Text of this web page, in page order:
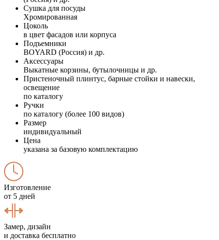
Сушка для посуды
Хромированная
Цоколь
в цвет фасадов или корпуса
Подъемники
BOYARD (Россия) и др.
Аксессуары
Выкатные корзины, бутылочницы и др.
Пристеночный плинтус, барные стойки и навески,
освещение
по каталогу
Ручки
по каталогу (более 100 видов)
Размер
индивидуальный
Цена
указана за базовую комплектацию
Изготовление
от 5 дней
Замер, дизайн
и доставка бесплатно